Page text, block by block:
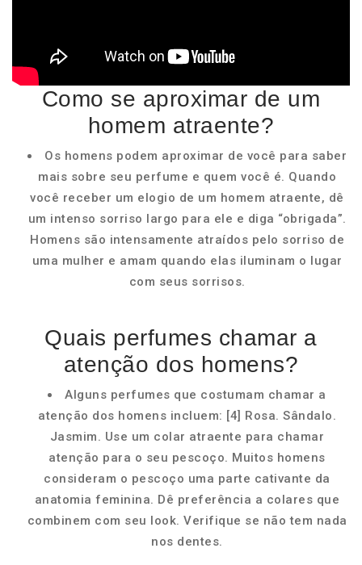
Como se aproximar de um
homem atraente?
Os homens podem aproximar de você para saber
mais sobre seu perfume e quem você é. Quando
você receber um elogio de um homem atraente, dê
um intenso sorriso largo para ele e diga “obrigada”.
Homens são intensamente atraídos pelo sorriso de
uma mulher e amam quando elas iluminam o lugar
com seus sorrisos.
Quais perfumes chamar a
atenção dos homens?
Alguns perfumes que costumam chamar a
atenção dos homens incluem: [4] Rosa. Sândalo.
Jasmim. Use um colar atraente para chamar
atenção para o seu pescoço. Muitos homens
consideram o pescoço uma parte cativante da
anatomia feminina. Dê preferência a colares que
combinem com seu look. Verifique se não tem nada
nos dentes.